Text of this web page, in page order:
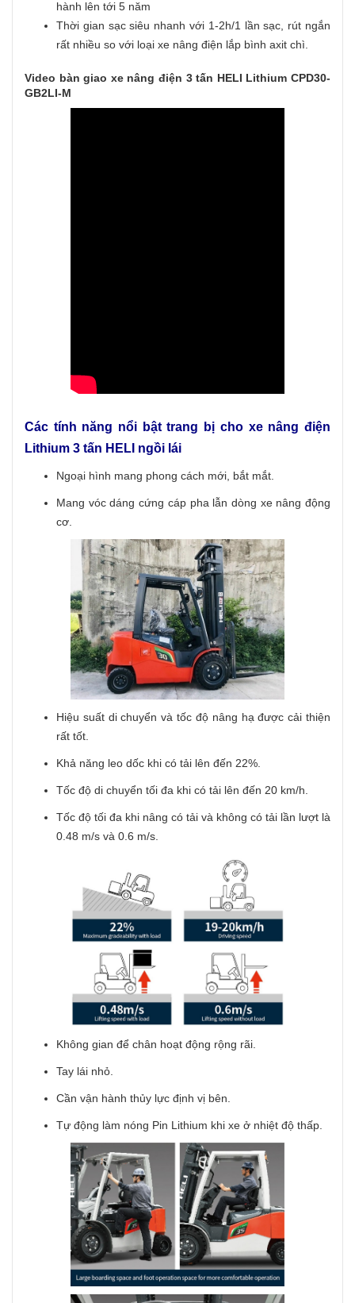
hành lên tới 5 năm
Thời gian sạc siêu nhanh với 1-2h/1 lần sạc, rút ngắn
rất nhiều so với loại xe nâng điện lắp bình axit chì.
Video bàn giao xe nâng điện 3 tấn HELI Lithium CPD30-
GB2LI-M
Các tính năng nổi bật trang bị cho xe nâng điện
Lithium 3 tấn HELI ngồi lái
Ngoại hình mang phong cách mới, bắt mắt.
Mang vóc dáng cứng cáp pha lẫn dòng xe nâng động
cơ.
Hiệu suất di chuyển và tốc độ nâng hạ được cải thiện
rất tốt.
Khả năng leo dốc khi có tải lên đến 22%.
Tốc độ di chuyển tối đa khi có tải lên đến 20 km/h.
Tốc độ tối đa khi nâng có tải và không có tải lần lượt là
0.48 m/s và 0.6 m/s.
Không gian để chân hoạt động rộng rãi.
Tay lái nhỏ.
Cần vận hành thủy lực định vị bên.
Tự động làm nóng Pin Lithium khi xe ở nhiệt độ thấp.